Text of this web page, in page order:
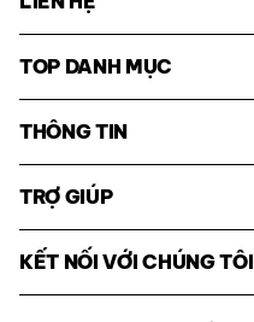
TOP DANH MỤC
THÔNG TIN
TRỢ GIÚP
KẾT NỐI VỚI CHÚNG TÔI